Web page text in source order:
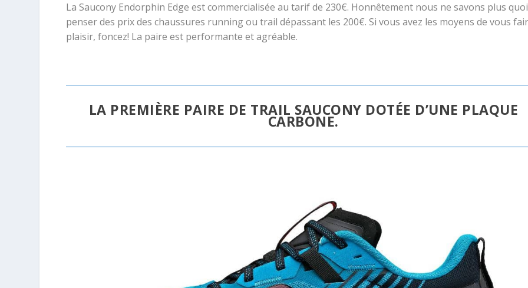
La Saucony Endorphin Edge est commercialisée au tarif de 230€. Honnêtement nous ne savons plus quoi
penser des prix des chaussures running ou trail dépassant les 200€. Si vous avez les moyens de vous
plaisir, foncez! La paire est performante et agréable.
LA PREMIÈRE PAIRE DE TRAIL SAUCONY DOTÉE D’UNE PLAQUE
CARBONE.